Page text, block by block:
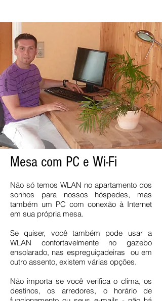
Mesa com PC e Wi-Fi
Não só temos WLAN no apartamento dos
sonhos para nossos hóspedes, mas
também um PC com conexão à Internet
em sua própria mesa.
Se quiser, você também pode usar a
WLAN confortavelmente no gazebo
ensolarado, nas espreguiçadeiras ou em
outro assento, existem várias opções.
Não importa se você verifica o clima, os
destinos, os arredores, o horário de